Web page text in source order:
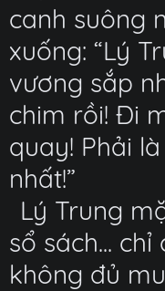
canh suông
xuống: “Lý
vương sắp
chim rồi! Đi
quay! Phải
nhất!”
Lý Trung
sổ sách...
không đủ